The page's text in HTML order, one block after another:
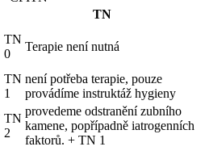
TN
TN
0
Terapie není nutná
TN
1
není potřeba terapie, pouze
provádíme instruktáž hygieny
TN
2
provedeme odstranění zubního
kamene, popřípadně iatrogenních
faktorů. + TN 1